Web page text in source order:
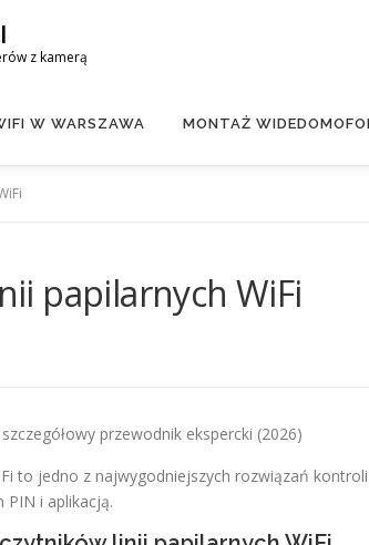
z kamerą
W WARSZAWA MONTAŻ
papilarnych WiFi
przewodnik ekspercki (2026)
to jedno z najwygodniejszych rozwiązań
PIN i aplikacją.